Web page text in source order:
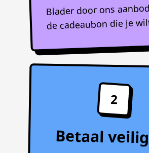
Blader door ons
de cadeaubon die je
2
Betaal